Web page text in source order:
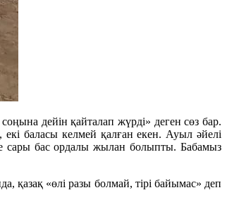
дейін қайталап жүрді» деген сөз бар.
екі баласы келмей қалған екен. Ауыл әйелі
сары бас ордалы жылан болыпты. Бабамыз
қазақ «өлі разы болмай, тірі байымас» деп